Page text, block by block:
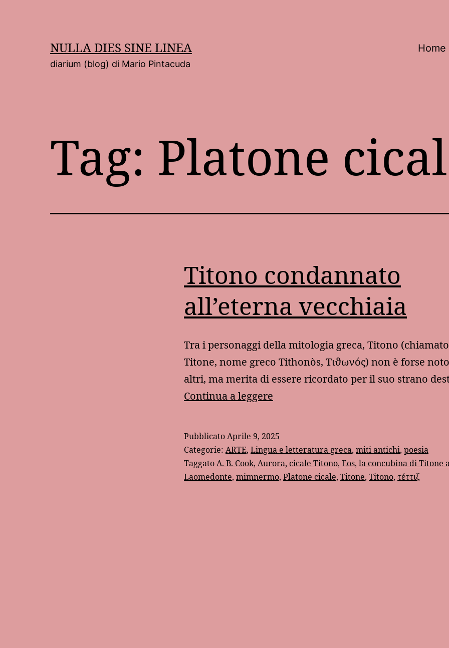
NULLA DIES SINE LINEA
diarium (blog) di Mario Pintacuda
Home
Tag: Platone
Titono condannato
all’eterna vecchiaia
Tra i personaggi della mitologia greca, Titono
Titone, nome greco Tithonòs, Τιϑωνός) non è forse
altri, ma merita di essere ricordato per il suo strano
Continua a leggere
vecchiaia
PubblicatoAprile 9, 2025
Categorie: ARTE, Lingua e letteratura greca, miti antichi, poesia
TaggatoA. B. Cook, Aurora, cicale Titono, Eos, la concubina di Titone
Laomedonte, mimnermo, Platone cicale, Titone, Titono, τέττιξ